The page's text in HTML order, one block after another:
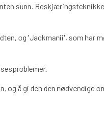
sunn.
og 'Jackmanii', som har
og å gi den den nødvendige